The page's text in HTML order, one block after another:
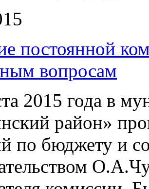
постоянной
вопросам
2015 года в
район»
по бюджету и